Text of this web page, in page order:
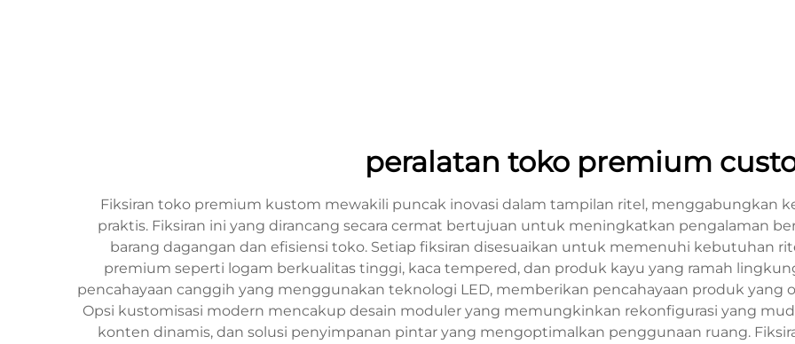
peralatan toko premium
Fiksiran toko premium kustom mewakili puncak inovasi dalam tampilan ritel, menggabungkan
praktis. Fiksiran ini yang dirancang secara cermat bertujuan untuk meningkatkan pengalaman
barang dagangan dan efisiensi toko. Setiap fiksiran disesuaikan untuk memenuhi kebutuhan
premium seperti logam berkualitas tinggi, kaca tempered, dan produk kayu yang ramah
pencahayaan canggih yang menggunakan teknologi LED, memberikan pencahayaan produk yang
Opsi kustomisasi modern mencakup desain moduler yang memungkinkan rekonfigurasi yang
konten dinamis, dan solusi penyimpanan pintar yang mengoptimalkan penggunaan ruang.